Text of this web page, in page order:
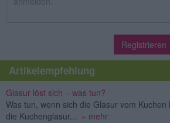
Registrieren
Artikelempfehlung
Glasur löst sich – was tun?
Was tun, wenn sich die Glasur vom Kuchen
die Kuchenglasur... » mehr